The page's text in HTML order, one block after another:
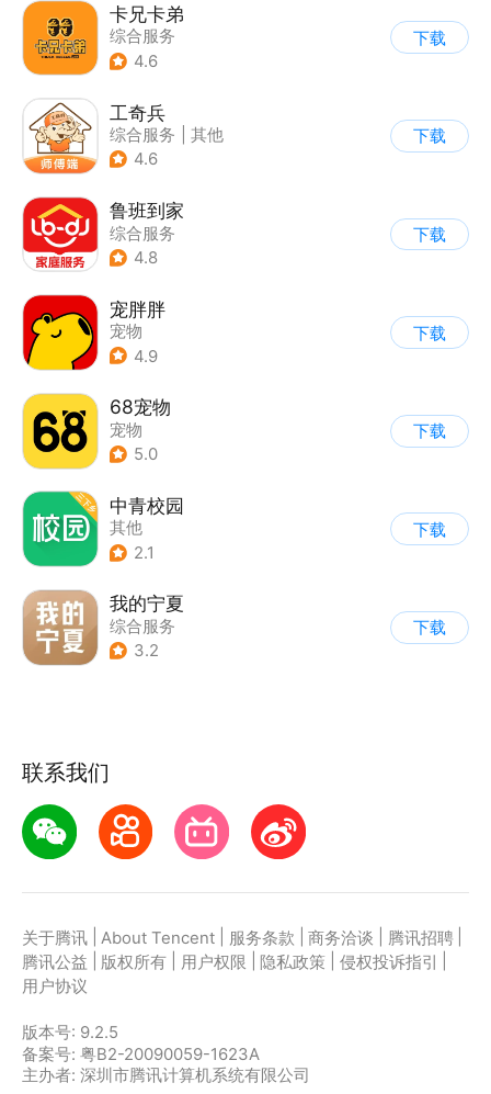
卡兄卡弟
综合服务
4.6
下载
工奇兵
综合服务
其他
4.6
下载
鲁班到家
综合服务
4.8
下载
宠胖胖
宠物
4.9
下载
68宠物
宠物
5.0
下载
中青校园
其他
2.1
下载
我的宁夏
综合服务
3.2
下载
联系我们
关于腾讯 About Tencent 服务条款 商务洽谈 腾讯招聘
腾讯公益
版权所有 用户权限 隐私政策 侵权投诉指引
用户协议
版本号: 9.2.5
备案号: 粤B2-20090059-1623A
主办者: 深圳市腾讯计算机系统有限公司